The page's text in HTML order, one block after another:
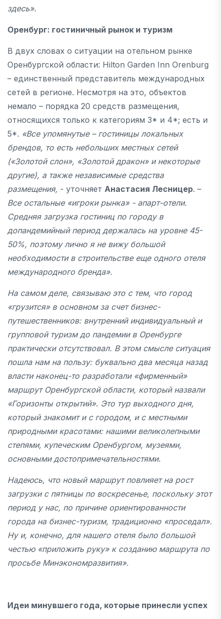
здесь».
Оренбург: гостиничный рынок и туризм
В двух словах о ситуации на отельном рынке
Оренбургской области: Hilton Garden Inn Orenburg
– единственный представитель международных
сетей в регионе. Несмотря на это, объектов
немало – порядка 20 средств размещения,
относящихся только к категориям 3* и 4*; есть и
5*. «Все упомянутые – гостиницы локальных
брендов, то есть небольших местных сетей
(«Золотой слон», «Золотой дракон» и некоторые
другие), а также независимые средства
размещения, - уточняет Анастасия Лесницер. –
Все остальные «игроки рынка» - апарт-отели.
Средняя загрузка гостиниц по городу в
допандемийный период держалась на уровне 45-
50%, поэтому лично я не вижу большой
необходимости в строительстве еще одного отеля
международного бренда».
На самом деле, связываю это с тем, что город
«грузится» в основном за счет бизнес-
путешественников: внутренний индивидуальный и
групповой туризм до пандемии в Оренбурге
практически отсутствовал. В этом смысле ситуация
пошла нам на пользу: буквально два месяца назад
власти наконец-то разработали «фирменный»
маршрут Оренбургской области, который назвали
«Горизонты открытий». Это тур выходного дня,
который знакомит и с городом, и с местными
природными красотами: нашими великолепными
степями, купеческим Оренбургом, музеями,
основными достопримечательностями.
Надеюсь, что новый маршрут повлияет на рост
загрузки с пятницы по воскресенье, поскольку этот
период у нас, по причине ориентированности
города на бизнес-туризм, традиционно «проседал».
Ну и, конечно, для нашего отеля было большой
честью «приложить руку» к созданию маршрута по
просьбе Минэкономразвития».
Идеи минувшего года, которые принесли успех